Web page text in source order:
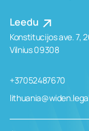
Leedu
Konstitucijos ave. 7,
Vilnius 09308
+37052487670